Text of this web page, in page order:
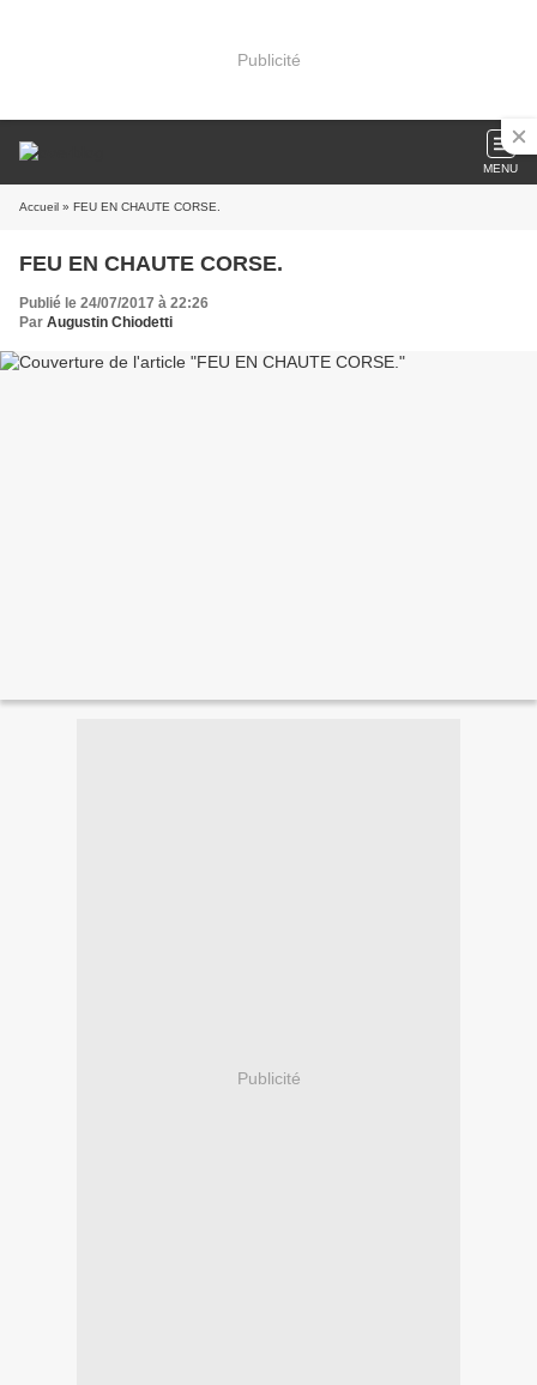
Publicité
MENU
Accueil » FEU EN CHAUTE CORSE.
FEU EN CHAUTE CORSE.
Publié le 24/07/2017 à 22:26
Par Augustin Chiodetti
Publicité